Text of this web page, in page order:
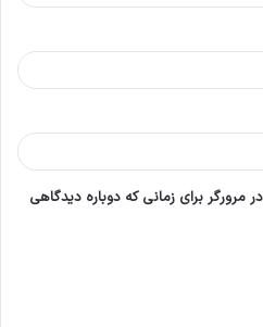
مرورگر برای زمانی که دوباره دیدگاهی